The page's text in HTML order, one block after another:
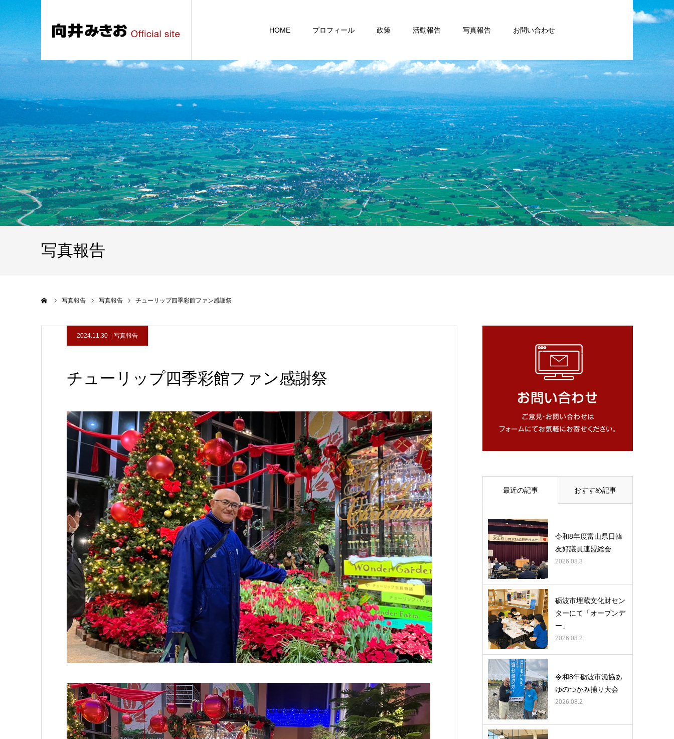
HOME プロフィール 政策 活動報告 写真報告 お問い合わせ
写真報告
写真報告 写真報告 チューリップ四季彩館ファン感謝祭
2024.11.30 写真報告
チューリップ四季彩館ファン感謝祭
最近の記事 おすすめ記事
令和8年度富山県日韓
友好議員連盟総会
2026.08.3
砺波市埋蔵文化財セン
ターにて「オープンデ
ー」
2026.08.2
令和8年砺波市漁協あ
ゆのつかみ捕り大会
2026.08.2